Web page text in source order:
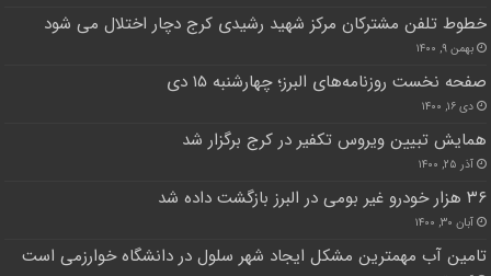
خطوط تلفن مشترکان مرکز شهید رشیدی کرج دچار اختلال می شود
بهمن ۹, ۱۴۰۰
صفحه نخست روزنامه‌های البرز؛ چهارشنبه ۱۵ دی
دی ۱۶, ۱۴۰۰
همایش تبیین ویروس تکفیر در کرج برگزار شد
آذر ۲۵, ۱۴۰۰
۳۶ هزار خودرو غیر بومی در البرز بازگشت داده شد
آبان ۳۰, ۱۴۰۰
تامین آب مهمترین مشکل ایجاد شهر سلول در دانشگاه خوارزمی است